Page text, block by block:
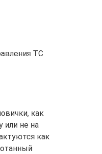
ТС
как
или не на
как